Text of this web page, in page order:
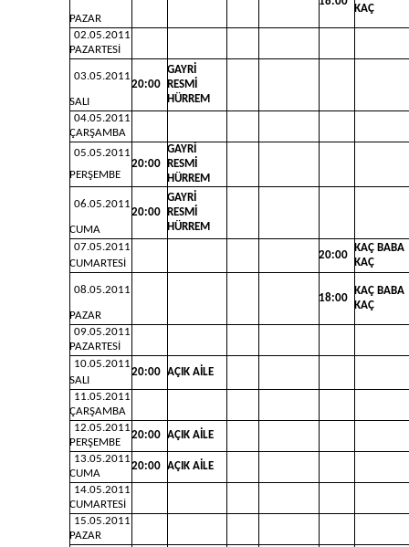
KAÇ
PAZAR
02.05.2011
PAZARTESİ
03.05.2011
20:00
GAYRİ
RESMİ
HÜRREM
SALI
04.05.2011
ÇARŞAMBA
05.05.2011
20:00
GAYRİ
RESMİ
HÜRREM
PERŞEMBE
06.05.2011
20:00
GAYRİ
RESMİ
HÜRREM
CUMA
07.05.2011
20:00
KAÇ BABA
KAÇ
CUMARTESİ
08.05.2011
18:00
KAÇ BABA
KAÇ
PAZAR
09.05.2011
PAZARTESİ
10.05.2011
20:00 AÇIK AİLE
SALI
11.05.2011
ÇARŞAMBA
12.05.2011
20:00 AÇIK AİLE
PERŞEMBE
13.05.2011
20:00 AÇIK AİLE
CUMA
14.05.2011
CUMARTESİ
15.05.2011
PAZAR